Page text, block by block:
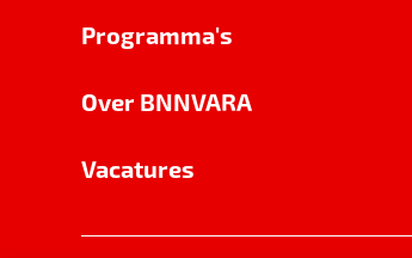
Programma's
Over BNNVARA
Vacatures